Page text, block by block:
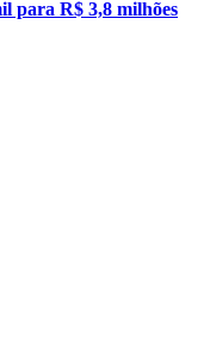
para R$ 3,8 milhões